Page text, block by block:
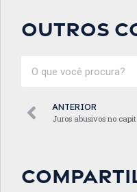
Outros
ANTERIOR